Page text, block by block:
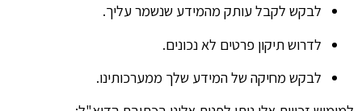
לבקש לקבל עותק מהמידע שנשמר עליך.
לדרוש תיקון פרטים לא נכונים.
לבקש מחיקה של המידע שלך ממערכותינו.